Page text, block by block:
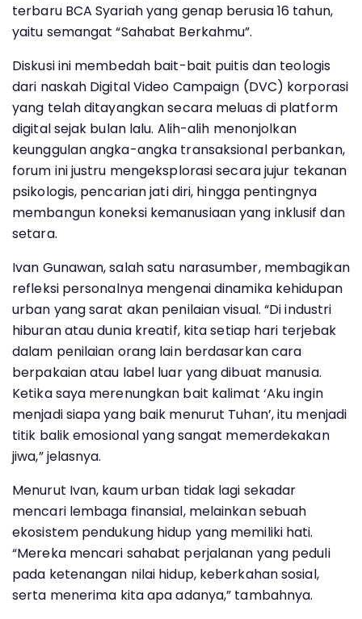
terbaru BCA Syariah yang genap berusia 16 tahun,
yaitu semangat “Sahabat Berkahmu”.
Diskusi ini membedah bait-bait puitis dan teologis
dari naskah Digital Video Campaign (DVC) korporasi
yang telah ditayangkan secara meluas di platform
digital sejak bulan lalu. Alih-alih menonjolkan
keunggulan angka-angka transaksional perbankan,
forum ini justru mengeksplorasi secara jujur tekanan
psikologis, pencarian jati diri, hingga pentingnya
membangun koneksi kemanusiaan yang inklusif dan
setara.
Ivan Gunawan, salah satu narasumber, membagikan
refleksi personalnya mengenai dinamika kehidupan
urban yang sarat akan penilaian visual. “Di industri
hiburan atau dunia kreatif, kita setiap hari terjebak
dalam penilaian orang lain berdasarkan cara
berpakaian atau label luar yang dibuat manusia.
Ketika saya merenungkan bait kalimat ‘Aku ingin
menjadi siapa yang baik menurut Tuhan’, itu menjadi
titik balik emosional yang sangat memerdekakan
jiwa,” jelasnya.
Menurut Ivan, kaum urban tidak lagi sekadar
mencari lembaga finansial, melainkan sebuah
ekosistem pendukung hidup yang memiliki hati.
“Mereka mencari sahabat perjalanan yang peduli
pada ketenangan nilai hidup, keberkahan sosial,
serta menerima kita apa adanya,” tambahnya.